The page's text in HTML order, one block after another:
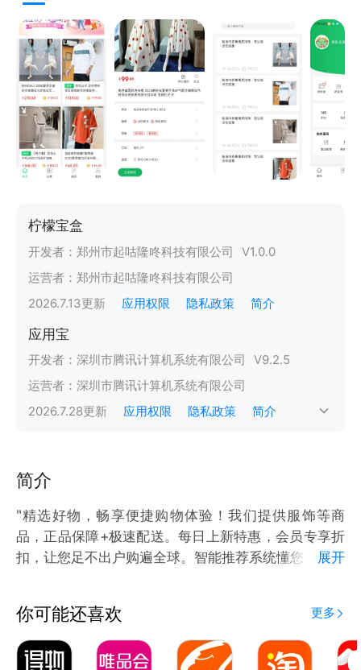
柠檬宝盒
开发者： 郑州市起咕隆咚科技有限公司 V1.0.0
运营者： 郑州市起咕隆咚科技有限公司
2026.7.13更新 应用权限 隐私政策 简介
应用宝
开发者： 深圳市腾讯计算机系统有限公司 V9.2.5
运营者： 深圳市腾讯计算机系统有限公司
2026.7.28更新 应用权限 隐私政策 简介
简介
"精选好物，畅享便捷购物体验！我们提供服饰等商
品，正品保障+极速配送。每日上新特惠，会员专享折
扣，让您足不出户购遍全球。智能推荐系统懂您所需，
展开
你可能还喜欢 更多